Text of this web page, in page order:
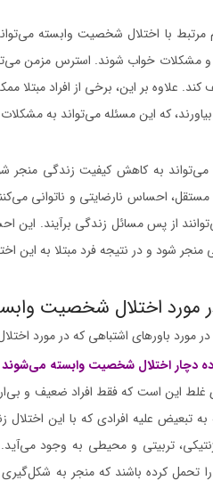
با اختلال شخصیت وابسته
مشکلات خواب شوند. استرس مزمن
علاوه بر این، برخی از افراد مبتلا
بیاورند، که این مسئله می‌تواند به
به کاهش کیفیت زندگی منجر
احساس نارضایتی و ناتوانی
از پس مسائل زندگی برآیند. این
شود و در نتیجه فرد مبتلا به این
مورد اختلال شخصیت
مورد باورهای اشتباهی که در مورد
دچار اختلال شخصیت وابسته می‌شوند
غلط این است که فقط افراد ضعیف و
به تبعیض علیه افرادی که با این
تربیتی و محیطی به وجود
تحمل کرده باشند که منجر به